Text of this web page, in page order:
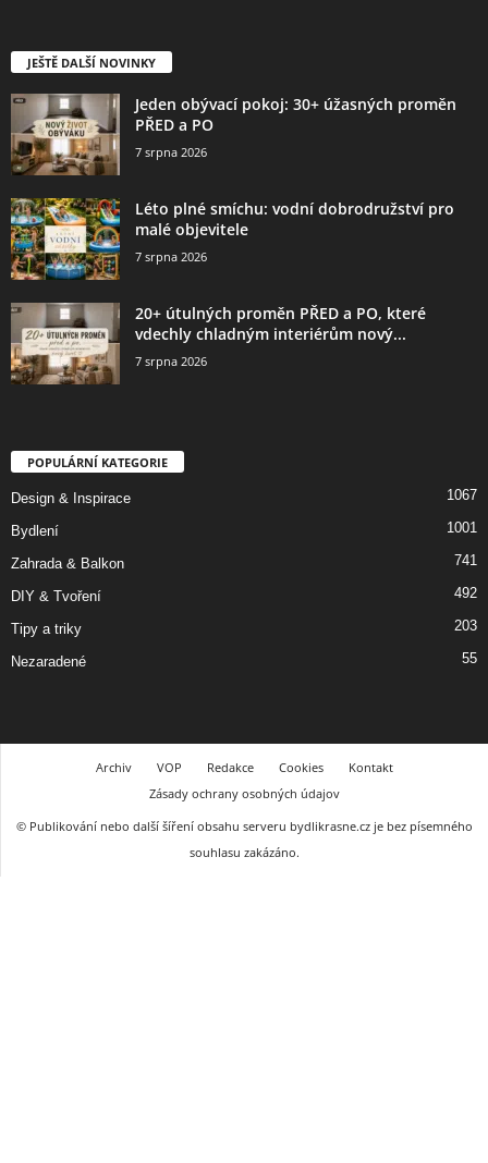
JEŠTĚ DALŠÍ NOVINKY
Jeden obývací pokoj: 30+ úžasných proměn
PŘED a PO
7 srpna 2026
Léto plné smíchu: vodní dobrodružství pro
malé objevitele
7 srpna 2026
20+ útulných proměn PŘED a PO, které
vdechly chladným interiérům nový...
7 srpna 2026
POPULÁRNÍ KATEGORIE
Design & Inspirace 1067
Bydlení 1001
Zahrada & Balkon 741
DIY & Tvoření 492
Tipy a triky 203
Nezaradené 55
Archiv VOP Redakce Cookies
Kontakt
Zásady ochrany osobných údajov
© Publikování nebo další šíření obsahu serveru bydlikrasne.cz je bez písemného
souhlasu zakázáno.